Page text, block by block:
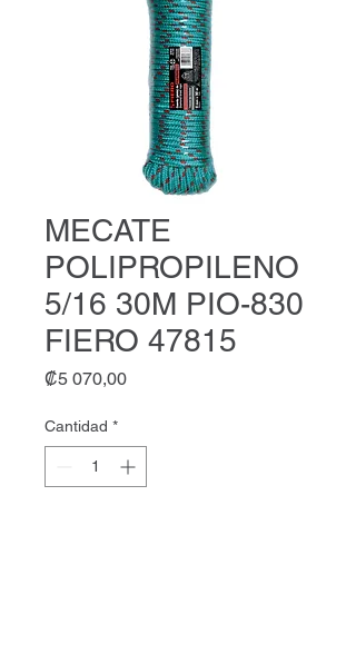
MECATE
POLIPROPILENO
5/16 30M PIO-830
FIERO 47815
₡5 070,00Precio
Cantidad *